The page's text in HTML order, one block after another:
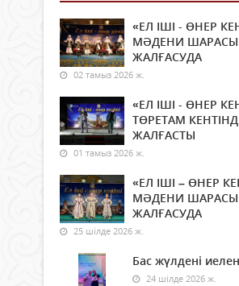
«ЕЛ ІШІ - ӨНЕР
МӘДЕНИ ШАРАСЫ
ЖАЛҒАСУДА
02 тамыз 2026 ж.
«ЕЛ ІШІ - ӨНЕР
ТӨРЕТАМ
ЖАЛҒАСТЫ
01 тамыз 2026 ж.
«ЕЛ ІШІ – ӨНЕР
МӘДЕНИ ШАРАСЫ
ЖАЛҒАСУДА
25 шілде 2026 ж.
Бас жүлдені
24 шілде 2026 ж.